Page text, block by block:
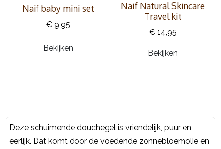
Naif baby mini set
€ 9,95
Bekijken
Naif Natural Skincare
Travel kit
€ 14,95
Bekijken
Deze schuimende douchegel is vriendelijk, puur en
eerlijk. Dat komt door de voedende zonnebloemolie en